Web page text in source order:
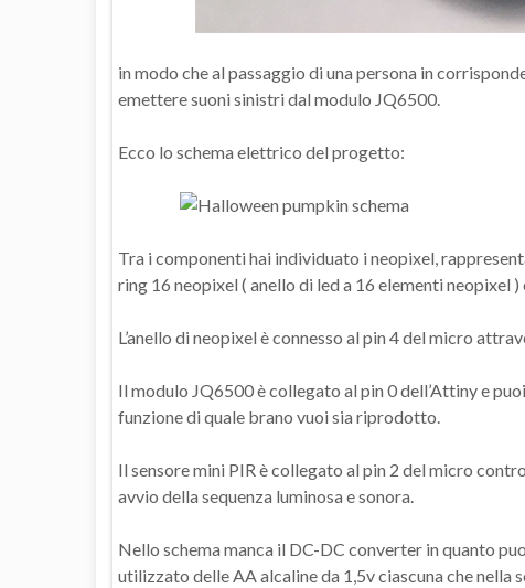
in modo che al passaggio di una persona in
emettere suoni sinistri dal modulo JQ6500.
Ecco lo schema elettrico del progetto:
Tra i componenti hai individuato i neopixel,
ring 16 neopixel ( anello di led a 16 elementi
L’anello di neopixel è connesso al pin 4 del micro
Il modulo JQ6500 è collegato al pin 0 dell’Attiny e
funzione di quale brano vuoi sia riprodotto.
Il sensore mini PIR è collegato al pin 2 del micro
avvio della sequenza luminosa e sonora.
Nello schema manca il DC-DC converter in quanto
utilizzato delle AA alcaline da 1,5v ciascuna che nella